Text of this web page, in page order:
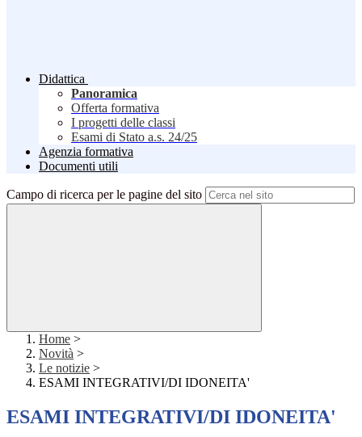
Didattica
Panoramica
Offerta formativa
I progetti delle classi
Esami di Stato a.s. 24/25
Agenzia formativa
Documenti utili
Campo di ricerca per le pagine del sito
Home >
Novità >
Le notizie >
ESAMI INTEGRATIVI/DI IDONEITA'
ESAMI INTEGRATIVI/DI IDONEITA'